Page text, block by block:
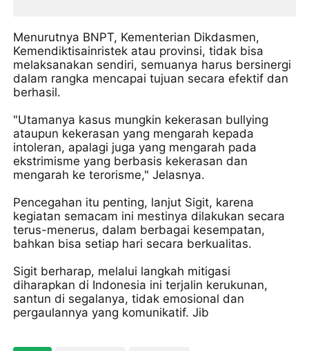
Menurutnya BNPT, Kementerian Dikdasmen,
Kemendiktisainristek atau provinsi, tidak bisa
melaksanakan sendiri, semuanya harus bersinergi
dalam rangka mencapai tujuan secara efektif dan
berhasil.
"Utamanya kasus mungkin kekerasan bullying
ataupun kekerasan yang mengarah kepada
intoleran, apalagi juga yang mengarah pada
ekstrimisme yang berbasis kekerasan dan
mengarah ke terorisme," Jelasnya.
Pencegahan itu penting, lanjut Sigit, karena
kegiatan semacam ini mestinya dilakukan secara
terus-menerus, dalam berbagai kesempatan,
bahkan bisa setiap hari secara berkualitas.
Sigit berharap, melalui langkah mitigasi
diharapkan di Indonesia ini terjalin kerukunan,
santun di segalanya, tidak emosional dan
pergaulannya yang komunikatif. Jib